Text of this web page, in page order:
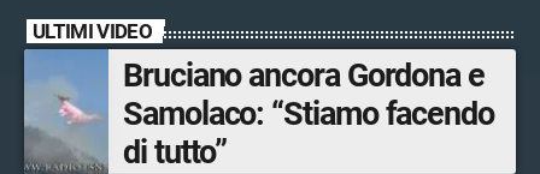
ULTIMI VIDEO
Bruciano ancora Gordona e
Samolaco: “Stiamo facendo
di tutto”